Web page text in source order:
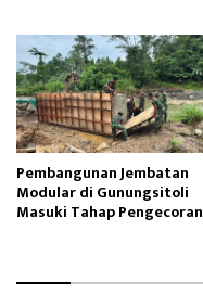
Pembangunan Jembatan
Modular di Gunungsitoli
Masuki Tahap Pengecoran